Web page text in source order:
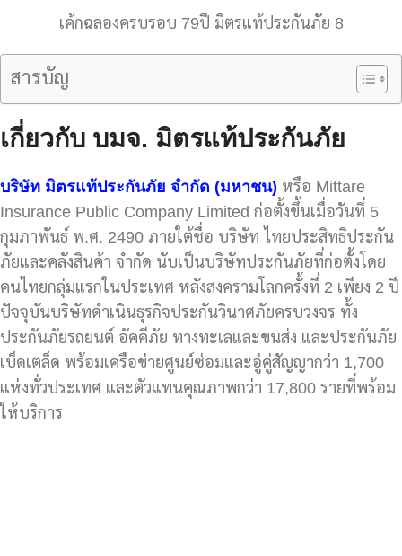
เค้กฉลองครบรอบ 79ปี มิตรแท้ประกันภัย 8
สารบัญ
เกี่ยวกับ บมจ. มิตรแท้ประกันภัย
บริษัท มิตรแท้ประกันภัย จำกัด (มหาชน) หรือ Mittare
Insurance Public Company Limited ก่อตั้งขึ้นเมื่อวันที่ 5
กุมภาพันธ์ พ.ศ. 2490 ภายใต้ชื่อ บริษัท ไทยประสิทธิประกัน
ภัยและคลังสินค้า จำกัด นับเป็นบริษัทประกันภัยที่ก่อตั้งโดย
คนไทยกลุ่มแรกในประเทศ หลังสงครามโลกครั้งที่ 2 เพียง 2 ปี
ปัจจุบันบริษัทดำเนินธุรกิจประกันวินาศภัยครบวงจร ทั้ง
ประกันภัยรถยนต์ อัคคีภัย ทางทะเลและขนส่ง และประกันภัย
เบ็ดเตล็ด พร้อมเครือข่ายศูนย์ซ่อมและอู่คู่สัญญากว่า 1,700
แห่งทั่วประเทศ และตัวแทนคุณภาพกว่า 17,800 รายที่พร้อม
ให้บริการ